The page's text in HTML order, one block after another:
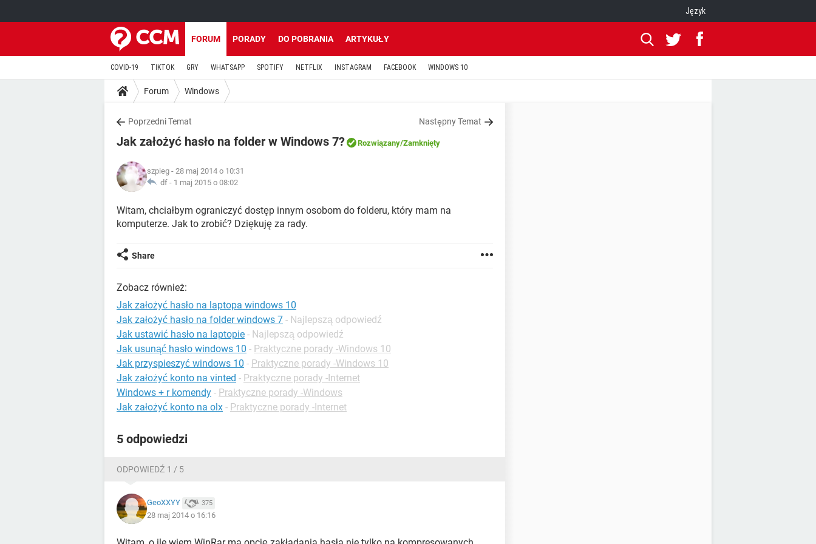
Język
FORUM PORADY DO POBRANIA ARTYKUŁY
COVID-19 TIKTOK GRY WHATSAPP SPOTIFY NETFLIX INSTAGRAM FACEBOOK WINDOWS 10
Forum Windows
Poprzedni Temat Następny Temat
Jak założyć hasło na folder w Windows 7? Rozwiązany/Zamknięty
szpieg - 28 maj 2014 o 10:31
df - 1 maj 2015 o 08:02
Witam, chciałbym ograniczyć dostęp innym osobom do folderu, który mam na
komputerze. Jak to zrobić? Dziękuję za rady.
Share
Zobacz również:
Jak założyć hasło na laptopa windows 10
Jak założyć hasło na folder windows 7 - Najlepszą odpowiedź
Jak ustawić hasło na laptopie - Najlepszą odpowiedź
Jak usunąć hasło windows 10 - Praktyczne porady -Windows 10
Jak przyspieszyć windows 10 - Praktyczne porady -Windows 10
Jak założyć konto na vinted - Praktyczne porady -Internet
Windows + r komendy - Praktyczne porady -Windows
Jak założyć konto na olx - Praktyczne porady -Internet
5 odpowiedzi
ODPOWIEDŹ 1 / 5
GeoXXYY 375
28 maj 2014 o 16:16